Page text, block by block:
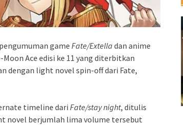
game Fate/Extella dan anime
Ace edisi ke 11 yang diterbitkan
dengan light novel spin-off dari Fate,
timeline dari Fate/stay night, ditulis
novel berjumlah lima volume tersebut